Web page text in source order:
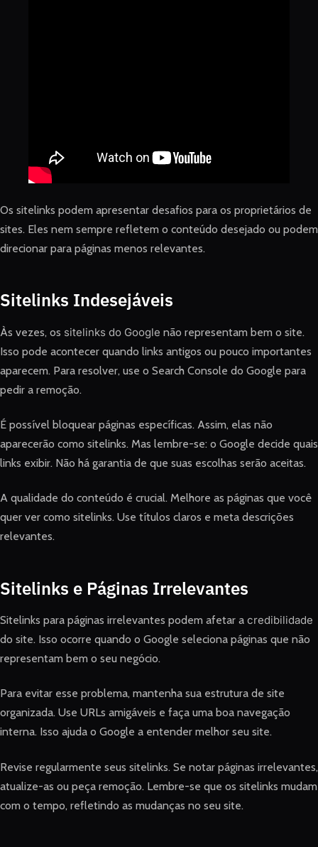
Os sitelinks podem apresentar desafios para os proprietários de
sites. Eles nem sempre refletem o conteúdo desejado ou podem
direcionar para páginas menos relevantes.
Sitelinks Indesejáveis
Às vezes, os sitelinks do Google não representam bem o site.
Isso pode acontecer quando links antigos ou pouco importantes
aparecem. Para resolver, use o Search Console do Google para
pedir a remoção.
É possível bloquear páginas específicas. Assim, elas não
aparecerão como sitelinks. Mas lembre-se: o Google decide quais
links exibir. Não há garantia de que suas escolhas serão aceitas.
A qualidade do conteúdo é crucial. Melhore as páginas que você
quer ver como sitelinks. Use títulos claros e meta descrições
relevantes.
Sitelinks e Páginas Irrelevantes
Sitelinks para páginas irrelevantes podem afetar a credibilidade
do site. Isso ocorre quando o Google seleciona páginas que não
representam bem o seu negócio.
Para evitar esse problema, mantenha sua estrutura de site
organizada. Use URLs amigáveis e faça uma boa navegação
interna. Isso ajuda o Google a entender melhor seu site.
Revise regularmente seus sitelinks. Se notar páginas irrelevantes,
atualize-as ou peça remoção. Lembre-se que os sitelinks mudam
com o tempo, refletindo as mudanças no seu site.